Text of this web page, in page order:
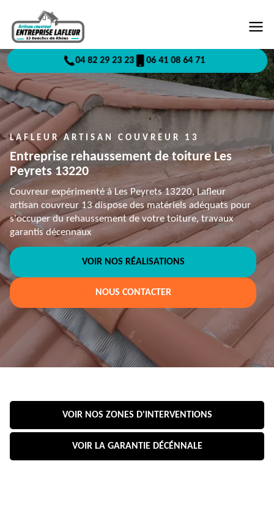
04 82 29 23 23 06 41 08 64 71
LAFLEUR ARTISAN COUVREUR 13
Entreprise rehaussement de toiture Les
Peyrets 13220
Couvreur expérimenté à Les Peyrets 13220, Lafleur
artisan couvreur 13 dispose des matériels adéquats pour
s'occuper du rehaussement de votre toiture, travaux
garantis décennaux
VOIR NOS RÉALISATIONS
NOUS CONTACTER
VOIR NOS ZONES D'INTERVENTIONS
VOIR LA GARANTIE DÉCÉNNALE